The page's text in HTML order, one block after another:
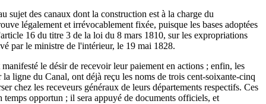
sujet des canaux dont la construction est à la charge du
légalement et irrévocablement fixée, puisque les bases adoptées
16 du titre 3 de la loi du 8 mars 1810, sur les expropriations
par le ministre de l'intérieur, le 19 mai 1828.
le désir de recevoir leur paiement en actions ; enfin, les
ligne du Canal, ont déjà reçu les noms de trois cent-soixante-cinq
chez les receveurs généraux de leurs départements respectifs. Ces
temps opportun ; il sera appuyé de documents officiels, et